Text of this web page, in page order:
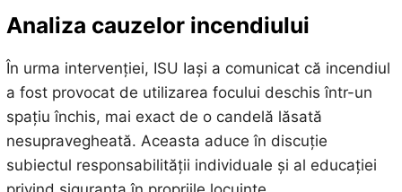
Analiza cauzelor incendiului
În urma intervenției, ISU Iași a comunicat că incendiul
a fost provocat de utilizarea focului deschis într-un
spațiu închis, mai exact de o candelă lăsată
nesupravegheată. Aceasta aduce în discuție
subiectul responsabilității individuale și al educației